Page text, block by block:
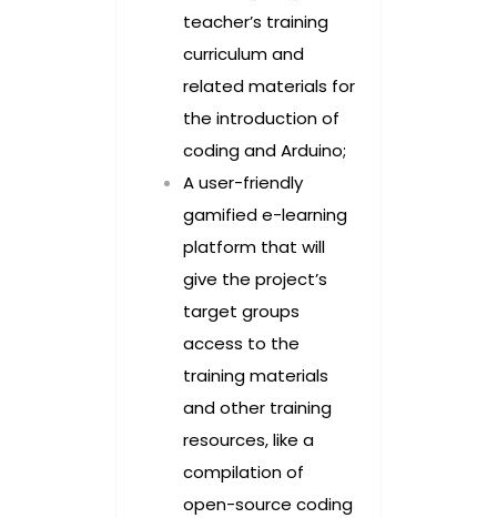
teacher’s training
curriculum and
related materials for
the introduction of
coding and Arduino;
A user-friendly
gamified e-learning
platform that will
give the project’s
target groups
access to the
training materials
and other training
resources, like a
compilation of
open-source coding